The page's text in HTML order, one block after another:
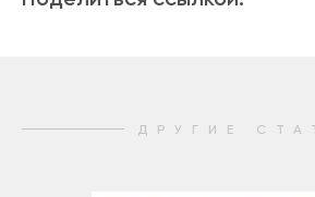
ДРУГИЕ